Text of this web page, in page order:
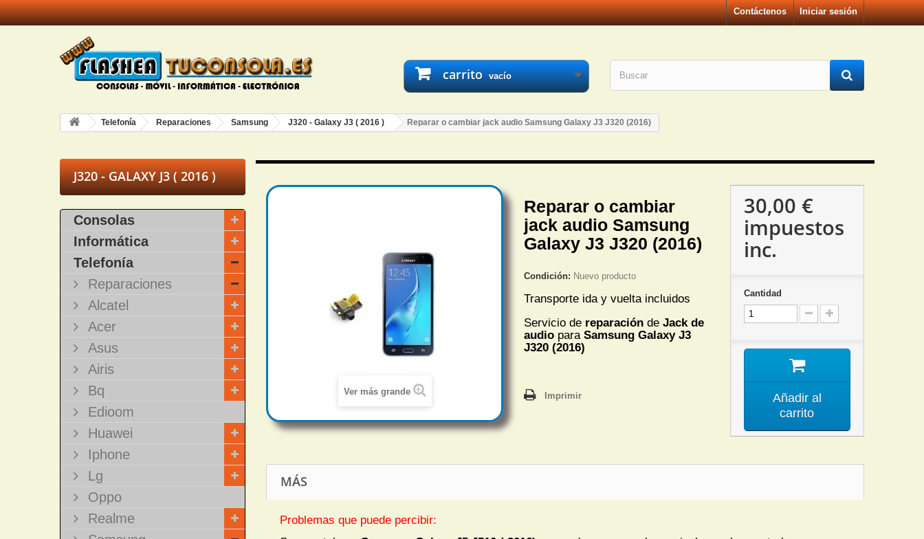
Iniciar sesión
Contáctenos
carrito vacío
Telefonía Reparaciones Samsung J320 - Galaxy J3 ( 2016 ) Reparar o cambiar jack audio Samsung Galaxy J3 J320 (2016)
J320 - GALAXY J3 ( 2016 )
Consolas
Informática
Telefonía
Reparaciones
Alcatel
Acer
Asus
Airis
Bq
Edioom
Huawei
Iphone
Lg
Oppo
Realme
Ver más grande
Reparar o cambiar
jack audio Samsung
Galaxy J3 J320 (2016)
Condición: Nuevo producto
Transporte ida y vuelta incluidos
Servicio de reparación de Jack de
audio para Samsung Galaxy J3
J320 (2016)
Imprimir
30,00 €
impuestos
inc.
Cantidad
Añadir al
carrito
MÁS
Problemas que puede percibir: